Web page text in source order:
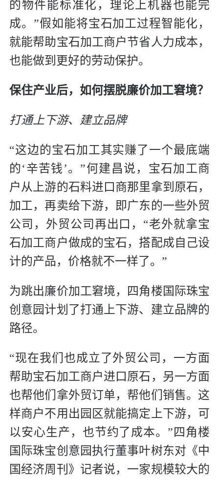
的物件能标准化，理论上机器也能完
成。”假如能将宝石加工过程智能化，
就能帮助宝石加工商户节省人力成本，
也能做到更好的劳动保护。
保住产业后，如何摆脱廉价加工窘境？
打通上下游、建立品牌
“这边的宝石加工其实赚了一个最底端
的‘辛苦钱’。”何建昌说，宝石加工商
户从上游的石料进口商那里拿到原石，
加工，再卖给下游，即广东的一些外贸
公司，外贸公司再出口，“老外就拿宝
石加工商户做成的宝石，搭配成自己设
计的产品，价格就不一样了。”
为跳出廉价加工窘境，四角楼国际珠宝
创意园计划了打通上下游、建立品牌的
路径。
“现在我们也成立了外贸公司，一方面
帮助宝石加工商户进口原石，另一方面
也帮他们拿外贸订单，帮他们销售。这
样商户不用出园区就能搞定上下游，可
以安心生产，也节约了成本。”四角楼
国际珠宝创意园执行董事叶树东对《中
国经济周刊》记者说，一家规模较大的